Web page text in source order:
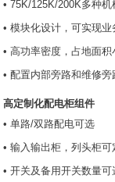
• 75K/125K/200K多种
• 模块化设计，可实现业
• 高功率密度，占地面积
• 配置内部旁路和维修旁
高定制化配电柜组件
• 单路/双路配电可选
• 输入输出柜，列头柜可
• 开关及备用开关数量可